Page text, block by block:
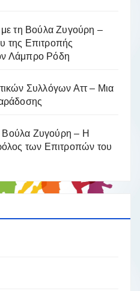
με τη Βούλα Ζυγούρη –
της Επιτροπής
Λάμπρο Ρόδη
Συλλόγων Αττ – Μια
Βούλα Ζυγούρη – Η
των Επιτροπών του